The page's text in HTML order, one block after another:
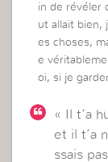
in de révéler
ut allait bien,
es choses,
e
oi, si je
« Il t’a
et il t’a
ssais